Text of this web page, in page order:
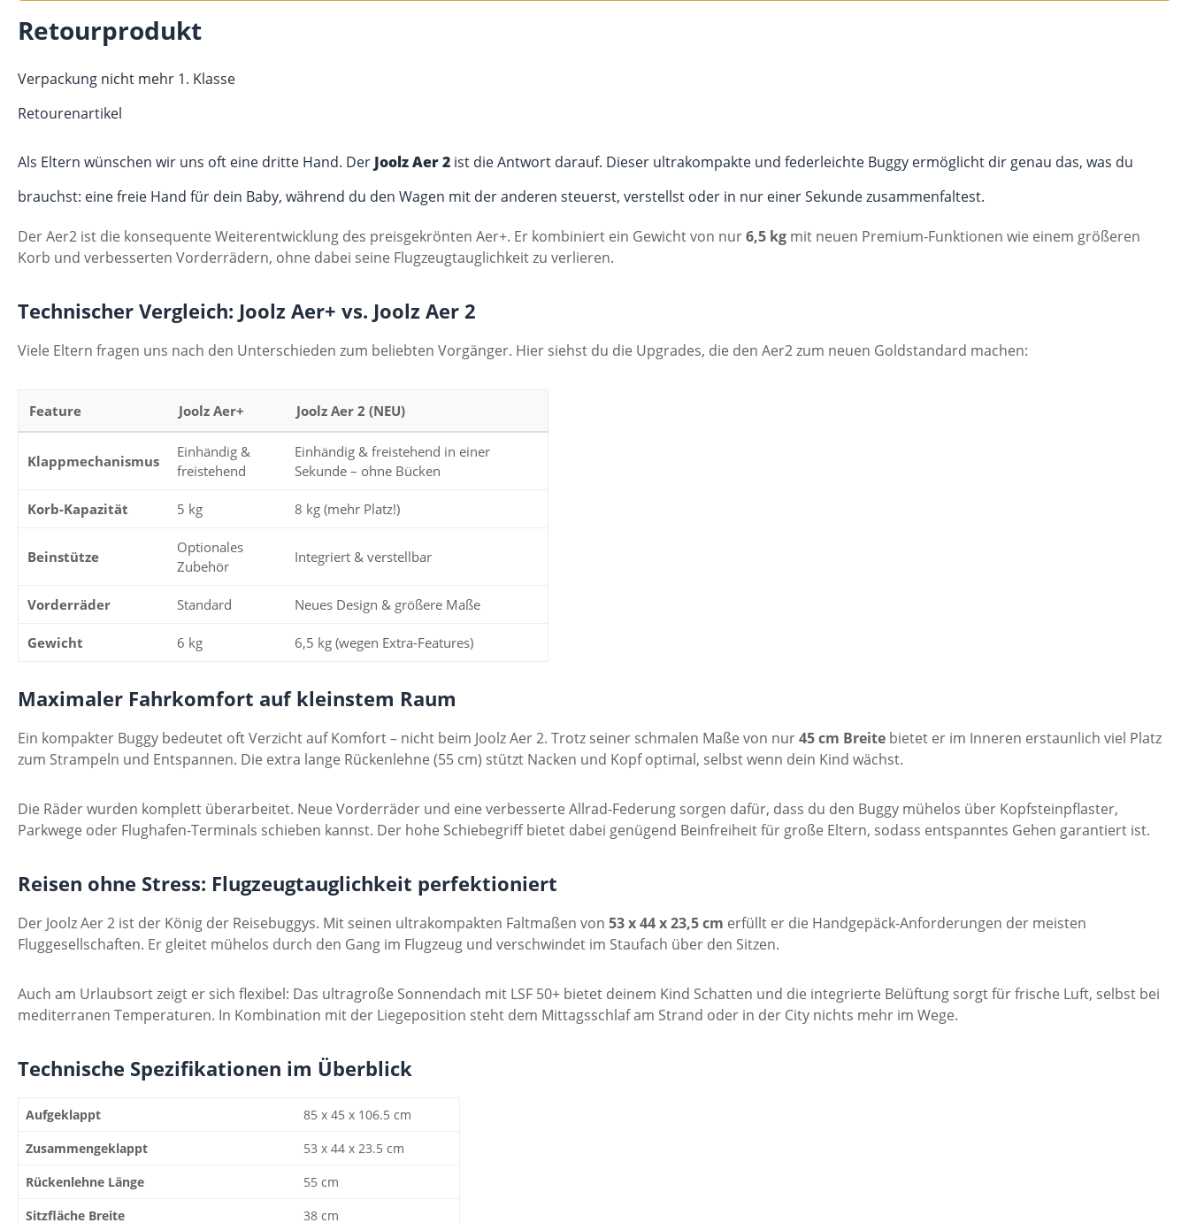
Retourprodukt
Verpackung nicht mehr 1. Klasse
Retourenartikel
Als Eltern wünschen wir uns oft eine dritte Hand. Der Joolz Aer 2 ist die Antwort darauf. Dieser ultrakompakte und federleichte Buggy ermöglicht dir genau das, was du
brauchst: eine freie Hand für dein Baby, während du den Wagen mit der anderen steuerst, verstellst oder in nur einer Sekunde zusammenfaltest.
Der Aer2 ist die konsequente Weiterentwicklung des preisgekrönten Aer+. Er kombiniert ein Gewicht von nur6,5 kg mit neuen Premium-Funktionen wie einem größeren
Korb und verbesserten Vorderrädern, ohne dabei seine Flugzeugtauglichkeit zu verlieren.
Technischer Vergleich: Joolz Aer+ vs. Joolz Aer 2
Viele Eltern fragen uns nach den Unterschieden zum beliebten Vorgänger. Hier siehst du die Upgrades, die den Aer2 zum neuen Goldstandard machen:
Feature Joolz Aer+ Joolz Aer 2 (NEU)
Klappmechanismus
Einhändig &
freistehend
Einhändig & freistehend in einer
Sekunde – ohne Bücken
Korb-Kapazität 5 kg 8 kg (mehr Platz!)
Beinstütze
Optionales
Zubehör
Integriert & verstellbar
Vorderräder Standard Neues Design & größere Maße
Gewicht 6 kg 6,5 kg (wegen Extra-Features)
Maximaler Fahrkomfort auf kleinstem Raum
Ein kompakter Buggy bedeutet oft Verzicht auf Komfort – nicht beim Joolz Aer 2. Trotz seiner schmalen Maße von nur45 cm Breite bietet er im Inneren erstaunlich viel Platz
zum Strampeln und Entspannen. Die extra lange Rückenlehne (55 cm) stützt Nacken und Kopf optimal, selbst wenn dein Kind wächst.
Die Räder wurden komplett überarbeitet. Neue Vorderräder und eine verbesserte Allrad-Federung sorgen dafür, dass du den Buggy mühelos über Kopfsteinpflaster,
Parkwege oder Flughafen-Terminals schieben kannst. Der hohe Schiebegriff bietet dabei genügend Beinfreiheit für große Eltern, sodass entspanntes Gehen garantiert ist.
Reisen ohne Stress: Flugzeugtauglichkeit perfektioniert
Der Joolz Aer 2 ist der König der Reisebuggys. Mit seinen ultrakompakten Faltmaßen von 53 x 44 x 23,5 cm erfüllt er die Handgepäck-Anforderungen der meisten
Fluggesellschaften. Er gleitet mühelos durch den Gang im Flugzeug und verschwindet im Staufach über den Sitzen.
Auch am Urlaubsort zeigt er sich flexibel: Das ultragroße Sonnendach mit LSF 50+ bietet deinem Kind Schatten und die integrierte Belüftung sorgt für frische Luft, selbst bei
mediterranen Temperaturen. In Kombination mit der Liegeposition steht dem Mittagsschlaf am Strand oder in der City nichts mehr im Wege.
Technische Spezifikationen im Überblick
Aufgeklappt
85 x 45 x 106.5 cm
Zusammengeklappt
53 x 44 x 23.5 cm
Rückenlehne Länge
55 cm
Sitzfläche Breite
38 cm